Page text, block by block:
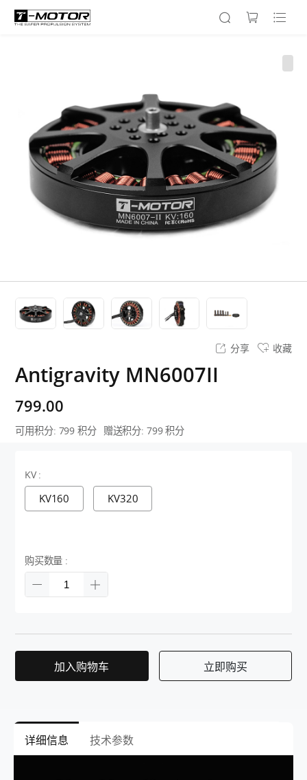
分享 收藏
Antigravity MN6007II
799.00
可用积分: 799积分 赠送积分: 799积分
KV :
KV160 KV320
购买数量 :
加入购物车 立即购买
详细信息 技术参数